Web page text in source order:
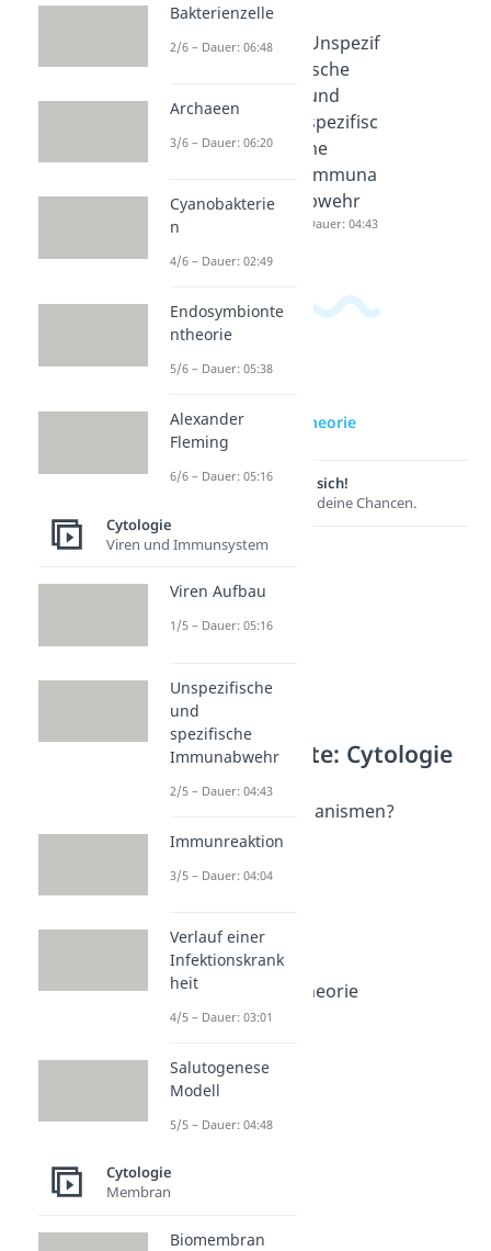
Alexand
Dauer: 05:16
Viren
Unspezif
ische
und
spezifisc
he
Immuna
bwehr
Dauer: 04:43
Endosymbiontentheorie
Lernen lohnt sich!
Entdecke hier deine Chancen.
Weitere Inhalte: Cytologie
Mikroorganismen
Was sind Mikroorganismen?
Dauer: 03:14
Dauer: 06:48
Cyanobakterien
Dauer: 02:49
Endosymbiontentheorie
Dauer: 05:38
Dauer: 05:16
Bakterienzelle
2/6 – Dauer: 06:48
Archaeen
3/6 – Dauer: 06:20
Cyanobakterie
n
4/6 – Dauer: 02:49
Endosymbionte
ntheorie
5/6 – Dauer: 05:38
Alexander
Fleming
6/6 – Dauer: 05:16
Cytologie
Viren und Immunsystem
Viren Aufbau
1/5 – Dauer: 05:16
Unspezifische
und
spezifische
Immunabwehr
2/5 – Dauer: 04:43
Immunreaktion
3/5 – Dauer: 04:04
Verlauf einer
Infektionskrank
heit
4/5 – Dauer: 03:01
Salutogenese
Modell
5/5 – Dauer: 04:48
Cytologie
Membran
Biomembran